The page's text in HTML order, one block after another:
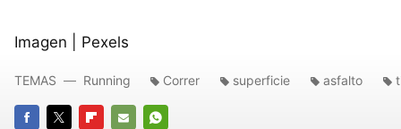
Imagen | Pexels
TEMAS Running Correr superficie asfalto